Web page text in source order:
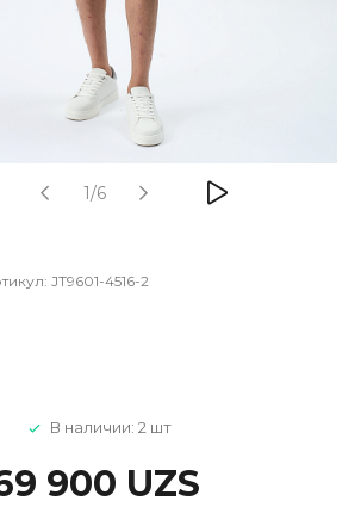
1/6
JT9601-4516-2
В наличии: 2 шт
900 UZS